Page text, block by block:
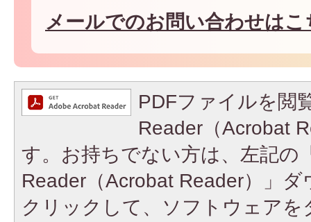
メールでのお問い合わせは
PDFファイルを閲
Reader（Acrobat
す。お持ちでない方は、左記の
Reader（Acrobat Reader）」
クリックして、ソフトウェア